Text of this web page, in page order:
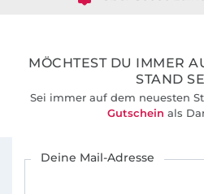
MÖCHTEST DU IMMER
STAND
Sei immer auf dem neuesten
Gutschein als
Deine Mail-Adresse